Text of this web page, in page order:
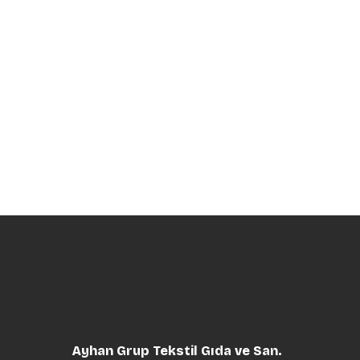
Ayhan Grup Tekstil Gıda ve San.